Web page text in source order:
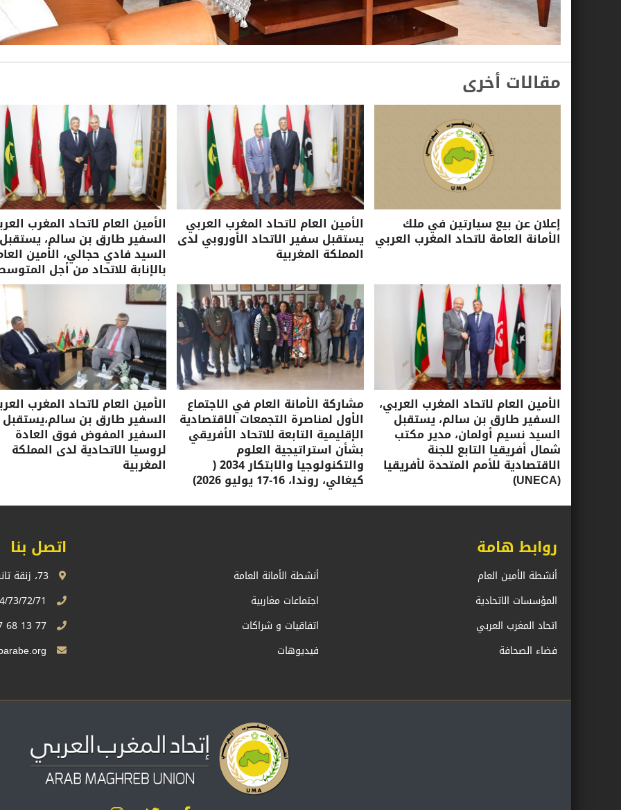
مقالات أخرى
إعلان عن بيع سيارتين في ملك
الأمانة العامة لاتحاد المغرب العربي
الأمين العام لاتحاد المغرب العربي
يستقبل سفير الاتحاد الأوروبي لدى
المملكة المغربية
الأمين العام لاتحاد المغرب
السفير طارق بن سالم، يستقبل
السيد فادي حجالي، الأمين
بالإنابة للاتحاد من أجل
الأمين العام لاتحاد المغرب العربي،
السفير طارق بن سالم، يستقبل
السيد نسيم أولمان، مدير مكتب
شمال أفريقيا التابع للجنة
الاقتصادية للأمم المتحدة لأفريقيا
(UNECA)
مشاركة الأمانة العام في الاجتماع
الأول لمناصرة التجمعات الاقتصادية
الإقليمية التابعة للاتحاد الأفريقي
بشأن استراتيجية العلوم
والتكنولوجيا والابتكار 2034 (
كيغالي، روندا، 16-17 يوليو 2026)
الأمين العام لاتحاد المغرب
السفير طارق بن سالم،يستقبل
السفير المفوض فوق العادة
لروسيا الاتحادية لدى المملكة
المغربية
روابط هامة
أنشطة الأمين العام
أنشطة الأمانة العامة
المؤسسات الاتحادية
اجتماعات مغاربية
اتحاد المغرب العربي
اتفاقيات و شراكات
فضاء الصحافة
فيديوهات
اتصل بنا